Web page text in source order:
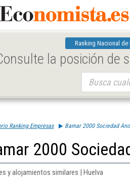
Ranking Nacional de
la posición de
Ranking Empresas Bamar 2000 Sociedad
2000
y alojamientos similares | Huelva